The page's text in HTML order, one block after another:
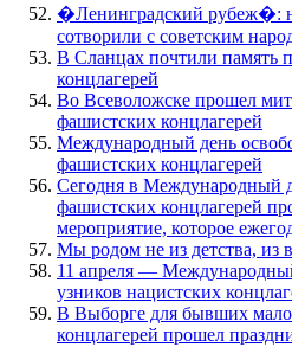
�Ленинградский рубеж�:
сотворили с советским
В Сланцах почтили память
концлагерей
Во Всеволожске прошел
фашистских концлагерей
Международный день
фашистских концлагерей
Сегодня в Международный
фашистских концлагерей
мероприятие, которое
Мы родом не из детства,
11 апреля —
узников нацистских
В Выборге для бывших
концлагерей прошел